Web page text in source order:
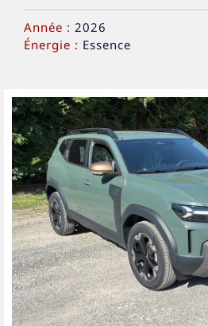
Année : 2026
Énergie : Essence